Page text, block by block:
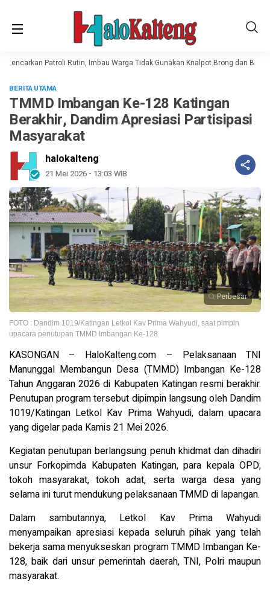
Patroli Rutin, Imbau Warga Tidak Gunakan Knalpot Brong dan Balap
BERITA UTAMA
TMMD Imbangan Ke-128 Katingan
Berakhir, Dandim Apresiasi Partisipasi
Masyarakat
halokalteng
21 Mei 2026 - 13:03 WIB
Perbesar
FOTO : Dandim 1019/Katingan Letkol Kav Prima Wahyudi, saat pimpin
upacara penutupan TMMD Imbangan Ke-128.
KASONGAN – HaloKalteng.com – Pelaksanaan TNI
Manunggal Membangun Desa (TMMD) Imbangan Ke-128
Tahun Anggaran 2026 di Kabupaten Katingan resmi berakhir.
Penutupan program tersebut dipimpin langsung oleh Dandim
1019/Katingan Letkol Kav Prima Wahyudi, dalam upacara
yang digelar pada Kamis 21 Mei 2026.
Kegiatan penutupan berlangsung penuh khidmat dan dihadiri
unsur Forkopimda Kabupaten Katingan, para kepala OPD,
tokoh masyarakat, tokoh adat, serta warga desa yang
selama ini turut mendukung pelaksanaan TMMD di lapangan.
Dalam sambutannya, Letkol Kav Prima Wahyudi
menyampaikan apresiasi kepada seluruh pihak yang telah
bekerja sama menyukseskan program TMMD Imbangan Ke-
128, baik dari unsur pemerintah daerah, TNI, Polri maupun
masyarakat.